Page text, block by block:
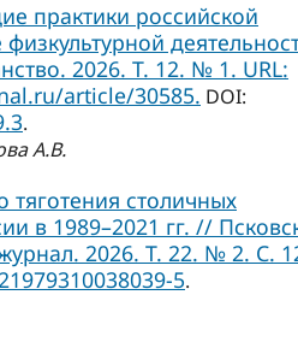
практики российской
2026. Т. 12. № 1. URL:
article/30585. DOI:
.
А.В.
столичных
в 1989–2021 гг. //
2026. Т. 22. № 2. С.
5.